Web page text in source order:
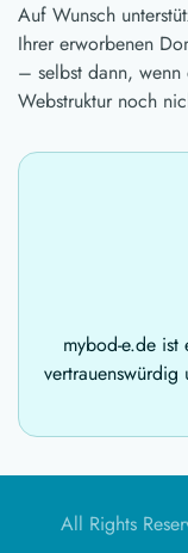
Auf Wunsch
Ihrer erworbenen
– selbst dann,
Webstruktur noch
mybod-e.de ist
All Rights